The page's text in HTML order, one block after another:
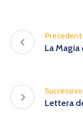
La
Successivo
Lettera